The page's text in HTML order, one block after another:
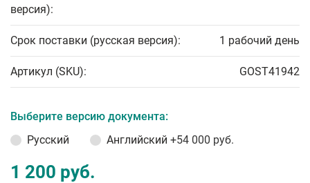
версия):
Срок поставки (русская версия): 1 рабочий день
Артикул (SKU): GOST41942
Выберите версию документа:
Русский
Английский +54 000 руб.
1 200 руб.